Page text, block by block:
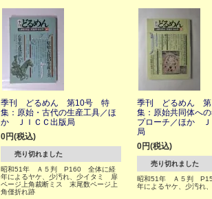
季刊 どるめん 第10号 特
集：原始・古代の生産工具／ほ
か ＪＩＣＣ出版局
0円(税込)
売り切れました
昭和51年 Ａ５判 P160 全体に経
年によるヤケ、少汚れ、少イタミ 扉
ページ上角裁断ミス 末尾数ページ上
角僅折れ跡
季刊 どるめん
集：原始共同体へ
プローチ／ほか Ｊ
局
0円(税込)
売り切れました
昭和51年 Ａ５判
年によるヤケ、少汚れ